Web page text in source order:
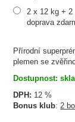
Přírodní
plemen se
Dostupnost:
DPH: 12 %
Bonus klub:2
2 x 12 kg +
doprava